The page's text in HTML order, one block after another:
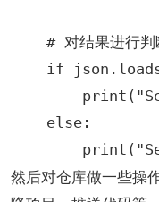
# 对结果进行判
if
    else:
然后对仓库做一些操